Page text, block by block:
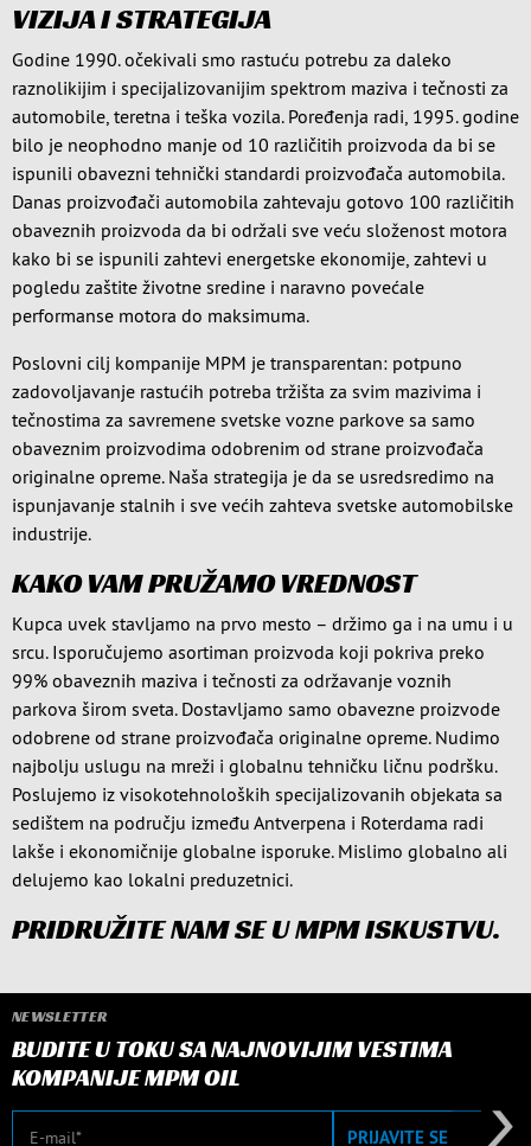
VIZIJA I STRATEGIJA
Godine 1990. očekivali smo rastuću potrebu za daleko
raznolikijim i specijalizovanijim spektrom maziva i tečnosti za
automobile, teretna i teška vozila. Poređenja radi, 1995. godine
bilo je neophodno manje od 10 različitih proizvoda da bi se
ispunili obavezni tehnički standardi proizvođača automobila.
Danas proizvođači automobila zahtevaju gotovo 100 različitih
obaveznih proizvoda da bi održali sve veću složenost motora
kako bi se ispunili zahtevi energetske ekonomije, zahtevi u
pogledu zaštite životne sredine i naravno povećale
performanse motora do maksimuma.
Poslovni cilj kompanije MPM je transparentan: potpuno
zadovoljavanje rastućih potreba tržišta za svim mazivima i
tečnostima za savremene svetske vozne parkove sa samo
obaveznim proizvodima odobrenim od strane proizvođača
originalne opreme. Naša strategija je da se usredsredimo na
ispunjavanje stalnih i sve većih zahteva svetske automobilske
industrije.
KAKO VAM PRUŽAMO VREDNOST
Kupca uvek stavljamo na prvo mesto – držimo ga i na umu i u
srcu. Isporučujemo asortiman proizvoda koji pokriva preko
99% obaveznih maziva i tečnosti za održavanje voznih
parkova širom sveta. Dostavljamo samo obavezne proizvode
odobrene od strane proizvođača originalne opreme. Nudimo
najbolju uslugu na mreži i globalnu tehničku ličnu podršku.
Poslujemo iz visokotehnoloških specijalizovanih objekata sa
sedištem na području između Antverpena i Roterdama radi
lakše i ekonomičnije globalne isporuke. Mislimo globalno ali
delujemo kao lokalni preduzetnici.
PRIDRUŽITE NAM SE U MPM ISKUSTVU.
NEWSLETTER
BUDITE U TOKU SA NAJNOVIJIM VESTIMA
KOMPANIJE MPM OIL
E-mail PRIJAVITE SE